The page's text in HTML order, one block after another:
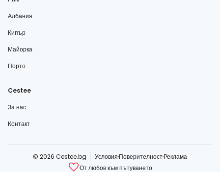
Албания
Кипър
Майорка
Порто
Cestee
За нас
Контакт
© 2026 Cestee.bg Условия ПоверителностРеклама
От любов към пътуването